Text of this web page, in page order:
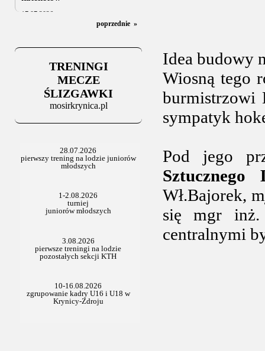
17.07.2026
U20: z kraju i z zagranicy
Za trzy tygodnie na lód
06.07.2025
Stowarzyszenie po Walnym
poprzednie »
TRENINGI
MECZE
ŚLIZGAWKI
mosirkrynica.pl
Idea budowy
Wiosną tego
burmistrzowi
sympatyk
Pod jego
Sztucznego
Wł.Bajorek,
się mgr inż.
centralnymi